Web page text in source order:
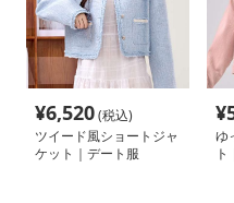
¥6,520(税込)
ツイード風ショートジャ
ケット｜デート服
¥
ゆ